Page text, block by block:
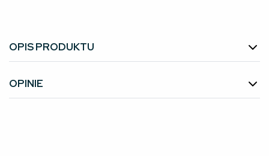
OPIS PRODUKTU
OPINIE